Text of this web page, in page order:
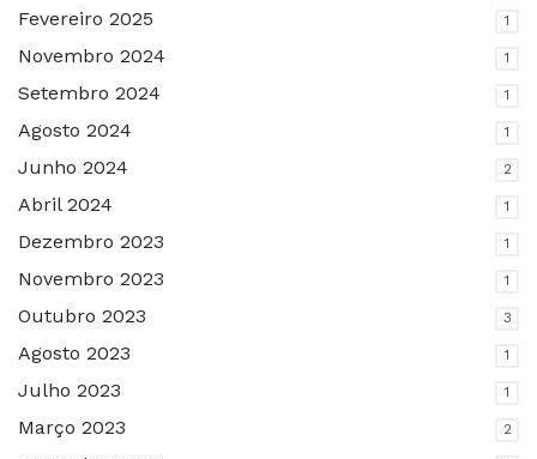
Fevereiro 2025 1
Novembro 2024 1
Setembro 2024 1
Agosto 2024 1
Junho 2024 2
Abril 2024 1
Dezembro 2023 1
Novembro 2023 1
Outubro 2023 3
Agosto 2023 1
Julho 2023 1
Março 2023 2